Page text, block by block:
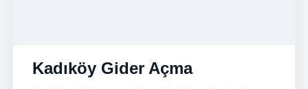
Kadıköy Gider Açma